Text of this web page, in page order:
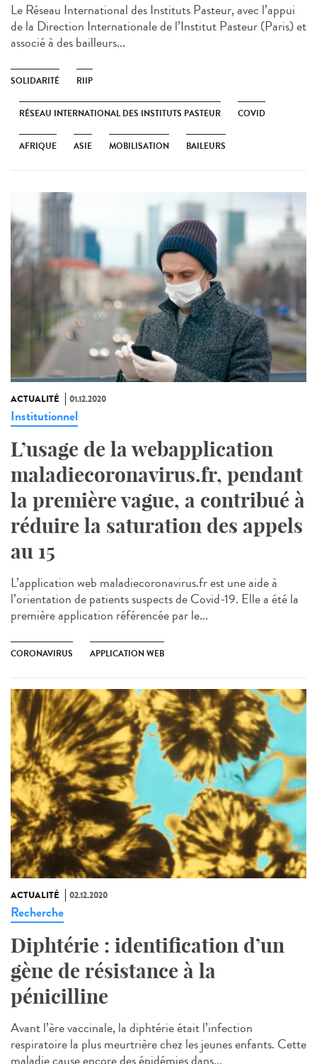
Le Réseau International des Instituts Pasteur, avec l’appui
de la Direction Internationale de l’Institut Pasteur (Paris) et
associé à des bailleurs...
SOLIDARITÉ RIIP
RÉSEAU INTERNATIONAL DES INSTITUTS PASTEUR COVID
AFRIQUE ASIE MOBILISATION BAILEURS
ACTUALITÉ 01.12.2020
Institutionnel
L’usage de la webapplication
maladiecoronavirus.fr, pendant
la première vague, a contribué à
réduire la saturation des appels
au 15
L’application web maladiecoronavirus.fr est une aide à
l’orientation de patients suspects de Covid-19. Elle a été la
première application référencée par le...
CORONAVIRUS APPLICATION WEB
ACTUALITÉ 02.12.2020
Recherche
Diphtérie : identification d’un
gène de résistance à la
pénicilline
Avant l’ère vaccinale, la diphtérie était l’infection
respiratoire la plus meurtrière chez les jeunes enfants. Cette